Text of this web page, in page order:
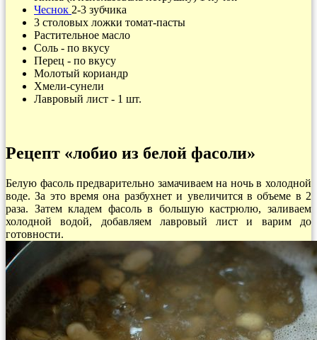
Чеснок 2-3 зубчика
3 столовых ложки томат-пасты
Растительное масло
Соль - по вкусу
Перец - по вкусу
Молотый кориандр
Хмели-сунели
Лавровый лист - 1 шт.
Рецепт «лобио из белой фасоли»
Белую фасоль предварительно замачиваем на ночь в холодной
воде. За это время она разбухнет и увеличится в объеме в 2
раза. Затем кладем фасоль в большую кастрюлю, заливаем
холодной водой, добавляем лавровый лист и варим до
готовности.